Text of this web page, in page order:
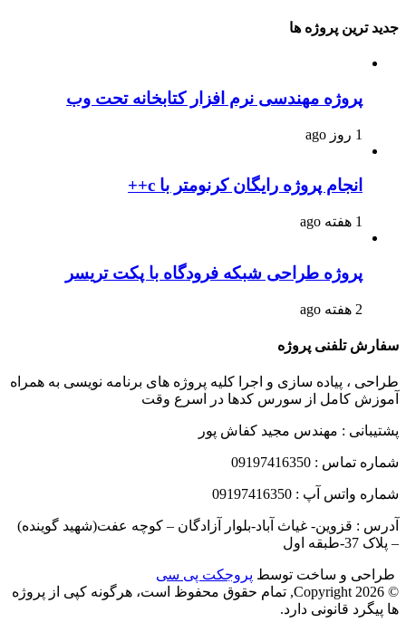
جدید ترین پروژه ها
پروژه مهندسی نرم افزار کتابخانه تحت وب
1 روز ago
انجام پروژه رایگان کرنومتر با c++
1 هفته ago
پروژه طراحی شبکه فرودگاه با پکت تریسر
2 هفته ago
سفارش تلفنی پروژه
طراحی ، پیاده سازی و اجرا کلیه پروژه های برنامه نویسی به همراه
آموزش کامل از سورس کدها در اسرع وقت
پشتیبانی : مهندس مجید کفاش پور
شماره تماس : 09197416350
شماره واتس آپ : 09197416350
آدرس : قزوین- غیاث آباد-بلوار آزادگان – کوچه عفت(شهید گوینده)
– پلاک 37-طبقه اول
طراحی و ساخت توسط پروجکت پی سی
© Copyright 2026, تمام حقوق محفوظ است، هرگونه کپی از پروژه
ها پیگرد قانونی دارد.